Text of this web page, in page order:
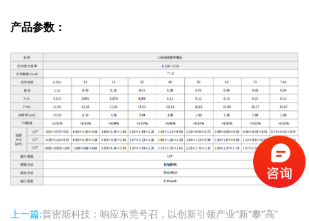
产品参数：
上一篇:普密斯科技：响应东莞号召，以创新引领产业“新”攀“高”